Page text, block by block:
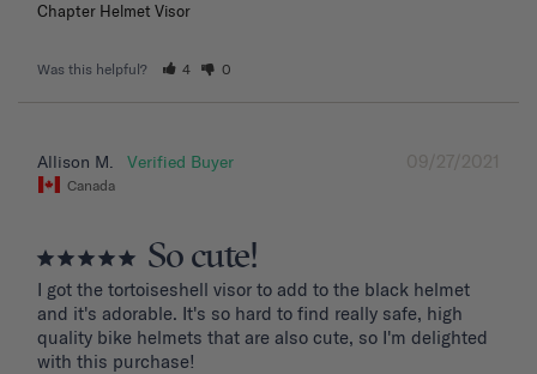
Chapter Helmet Visor
Was this helpful? 4 0
09/27/2021
Allison M.
Canada
So cute!
I got the tortoiseshell visor to add to the black helmet
and it's adorable. It's so hard to find really safe, high
quality bike helmets that are also cute, so I'm delighted
with this purchase!